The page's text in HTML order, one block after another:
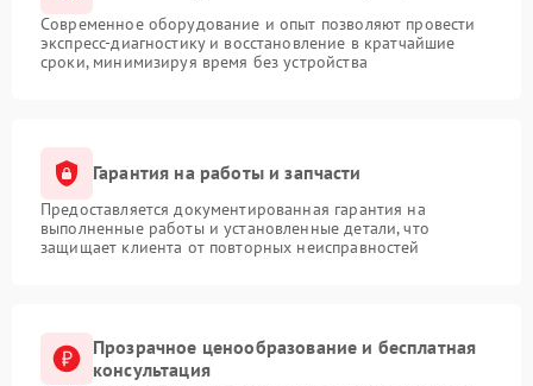
Современное оборудование и опыт позволяют провести
экспресс-диагностику и восстановление в кратчайшие
сроки, минимизируя время без устройства
Гарантия на работы и запчасти
Предоставляется документированная гарантия на
выполненные работы и установленные детали, что
защищает клиента от повторных неисправностей
Прозрачное ценообразование и бесплатная
консультация